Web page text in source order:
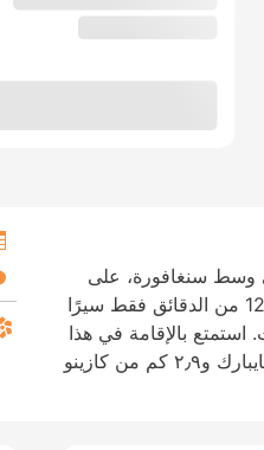
وسط سنغافورة، على
بُعد 9 من الدقائق فقط مشيًا من طريق الثمرة و12 من الدقائق فقط سيرًا
بالإقامة في هذا
الفندق على بُعد ٢٫٦ كم من مارينا باي ساندز سكايبارك و٢٫٩ كم من كازينو